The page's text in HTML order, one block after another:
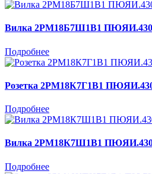
Вилка 2РМ18Б7Ш1В1
Подробнее
Розетка 2РМ18К7Г1В1
Подробнее
Вилка 2РМ18К7Ш1В1
Подробнее